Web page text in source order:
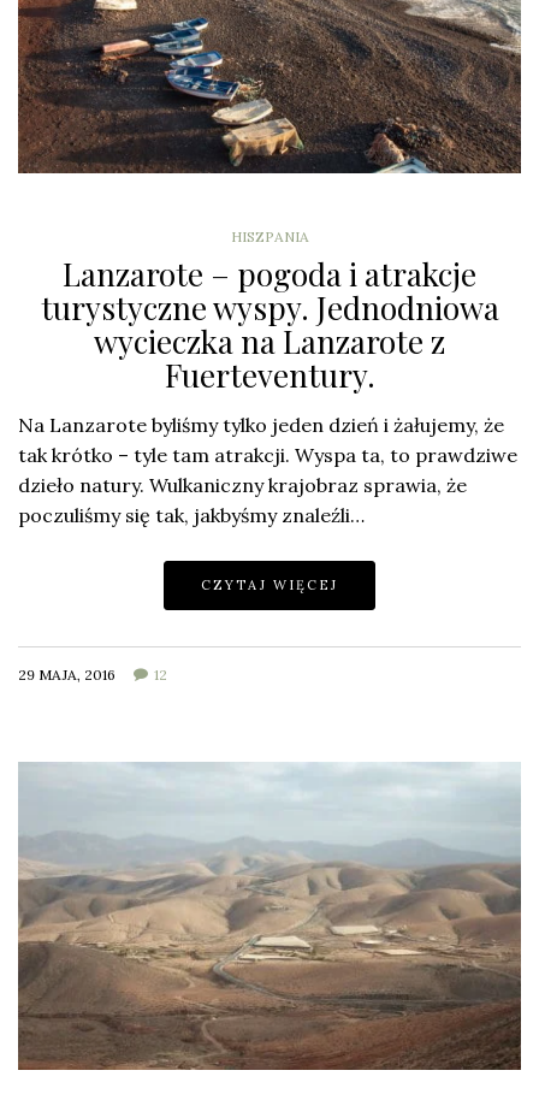
HISZPANIA
Lanzarote – pogoda i atrakcje
turystyczne wyspy. Jednodniowa
wycieczka na Lanzarote z
Fuerteventury.
Na Lanzarote byliśmy tylko jeden dzień i żałujemy, że
tak krótko – tyle tam atrakcji. Wyspa ta, to prawdziwe
dzieło natury. Wulkaniczny krajobraz sprawia, że
poczuliśmy się tak, jakbyśmy znaleźli…
CZYTAJ WIĘCEJ
29 MAJA, 2016 12